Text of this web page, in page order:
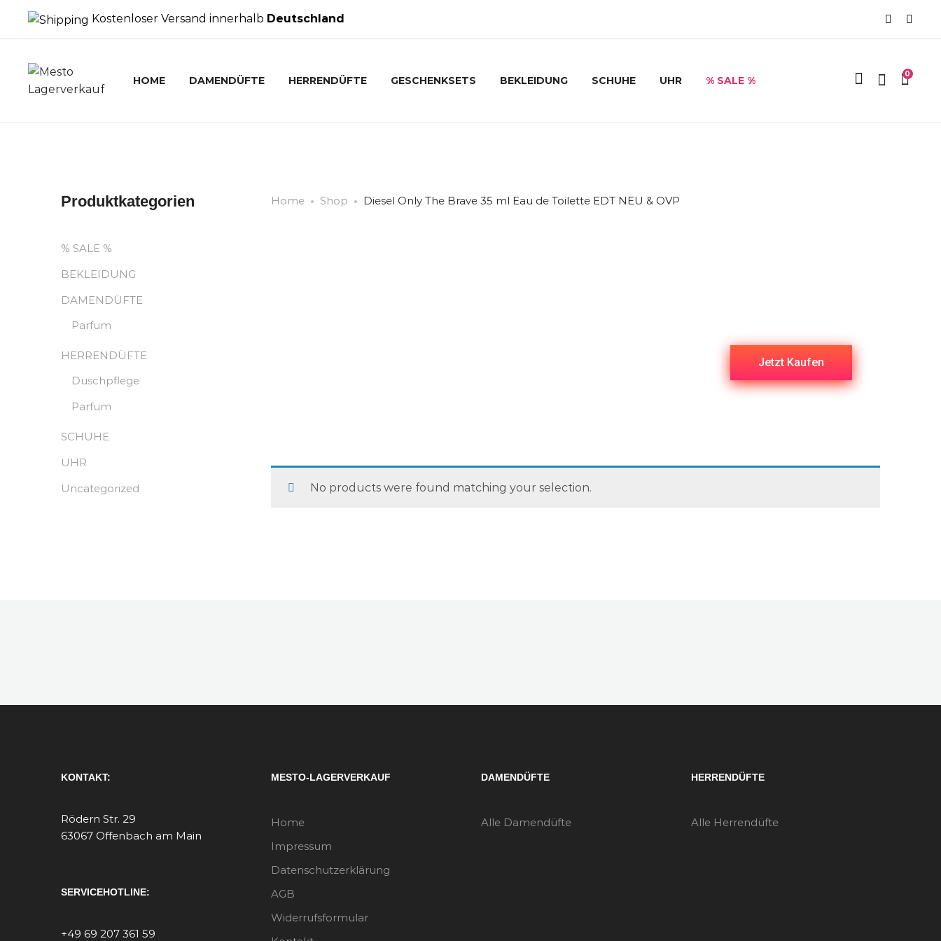
Kostenloser Versand innerhalb Deutschland
HOME DAMENDÜFTE HERRENDÜFTE GESCHENKSETS BEKLEIDUNG SCHUHE UHR % SALE %
0
Home Shop Diesel Only The Brave 35 ml Eau de Toilette EDT NEU & OVP
Jetzt Kaufen
No products were found matching your selection.
Produktkategorien
% SALE %
BEKLEIDUNG
DAMENDÜFTE
Parfum
HERRENDÜFTE
Duschpflege
Parfum
SCHUHE
UHR
Uncategorized
KONTAKT:
Rödern Str. 29
63067 Offenbach am Main
SERVICEHOTLINE:
+49 69 207 361 59
MESTO-LAGERVERKAUF
Home
Impressum
Datenschutzerklärung
AGB
Widerrufsformular
DAMENDÜFTE
Alle Damendüfte
HERRENDÜFTE
Alle Herrendüfte